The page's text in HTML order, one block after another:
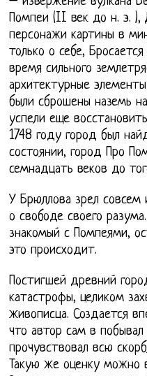
Помпеи (II век до н. э. ),
персонажи картины в
только о себе,
время сильного
архитектурные
были сброшены наземь
успели еще
1748 году город был
состоянии, город Про
семнадцать веков до
У Брюллова зрел совсем
о свободе своего
знакомый с Помпеями,
это происходит.
Постигшей древний
катастрофы, целиком
живописца. Создается
что автор сам в
прочувствовал всю
Такую же оценку можно